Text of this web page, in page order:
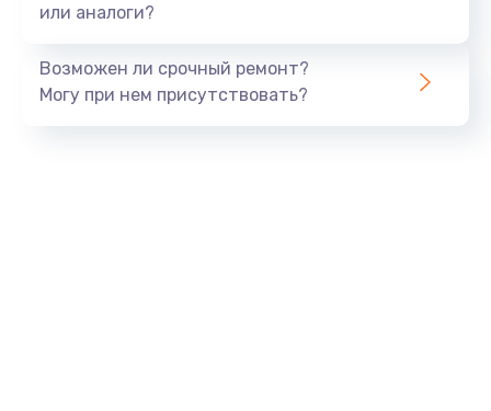
или аналоги?
Возможен ли срочный ремонт?
Могу при нем присутствовать?